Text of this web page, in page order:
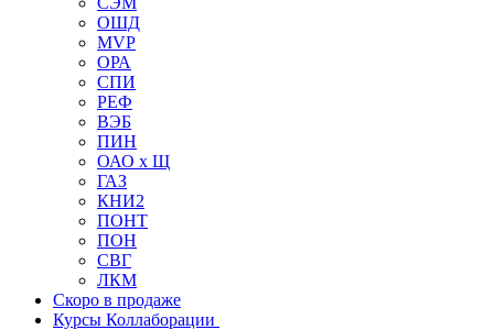
ОШД
MVP
ОРА
СПИ
РЕФ
ВЭБ
ПИН
ОАО х Щ
ГАЗ
КНИ2
ПОНТ
ПОН
СВГ
ЛКМ
Скоро в продаже
Курсы Коллаборации